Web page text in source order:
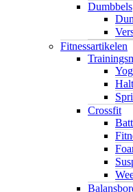
Dumbbels
Fitnessartikelen
Crossfit